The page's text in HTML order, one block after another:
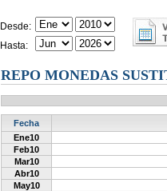
Desde:
Hasta:
REPO MONEDAS
Fecha
Ene10
Feb10
Mar10
Abr10
May10